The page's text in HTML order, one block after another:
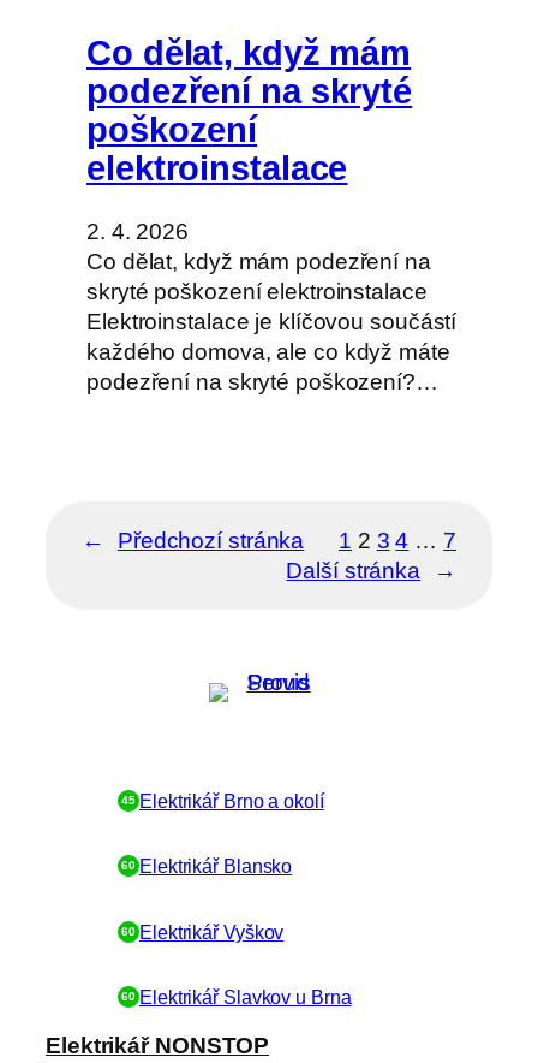
Co dělat, když mám
podezření na skryté
poškození
elektroinstalace
2. 4. 2026
Co dělat, když mám podezření na
skryté poškození elektroinstalace
Elektroinstalace je klíčovou součástí
každého domova, ale co když máte
podezření na skryté poškození?…
← Předchozí stránka 1 2 3 4 … 7
Další stránka
→
45 Elektrikář Brno a okolí
60 Elektrikář Blansko
60 Elektrikář Vyškov
60 Elektrikář Slavkov u Brna
Elektrikář NONSTOP